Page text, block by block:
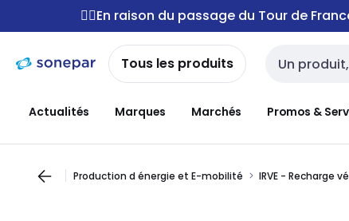
navigation
Passer
au
contenu
🚴‍♂️En raison du passage du Tour de
Tous les produits Entrée de
Actualités Marques Marchés Promos &
Production d énergie et E-mobilité IRVE - Recharge